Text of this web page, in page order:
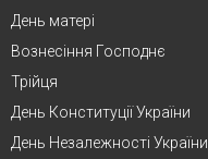
День матері
Вознесіння Господнє
Трійця
День Конституції України
День Незалежності України